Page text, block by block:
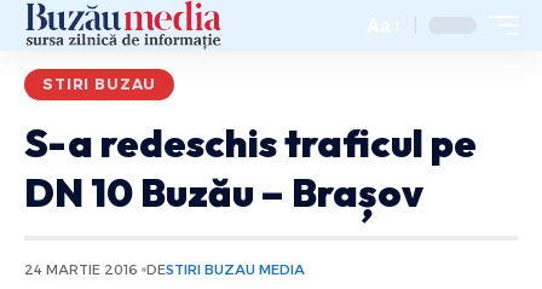
Aa
STIRI BUZAU
S-a redeschis traficul pe
DN 10 Buzău – Brașov
24 MARTIE 2016 DESTIRI BUZAU MEDIA